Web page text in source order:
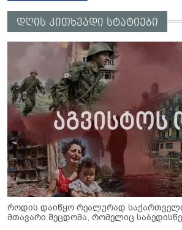
დღის კითხვადი სტატიები
როდის დაიწყო რეალურად
მთავარი შეცდომა, რომელიც